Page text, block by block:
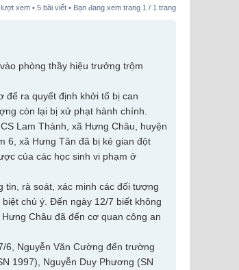
lượt xem • 5 bài viết • Bạn đang xem trang 1 / 1 trang
phòng thầy hiệu trưởng trộm
để ra quyết định khởi tố bị can
còn lại bị xử phạt hành chính.
Lam Thành, xã Hưng Châu, huyện
6, xã Hưng Tân đã bị kẻ gian đột
của các học sinh vi phạm ở
tin, rà soát, xác minh các đối tượng
chú ý. Đến ngày 12/7 biết không
Châu đã đến cơ quan công an
6, Nguyễn Văn Cường đến trường
1997), Nguyễn Duy Phương (SN